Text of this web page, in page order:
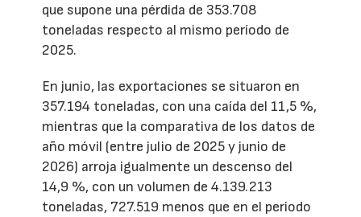
que supone una pérdida de 353.708
toneladas respecto al mismo período de
2025.
En junio, las exportaciones se situaron en
357.194 toneladas, con una caída del 11,5 %,
mientras que la comparativa de los datos de
año móvil (entre julio de 2025 y junio de
2026) arroja igualmente un descenso del
14,9 %, con un volumen de 4.139.213
toneladas, 727.519 menos que en el periodo